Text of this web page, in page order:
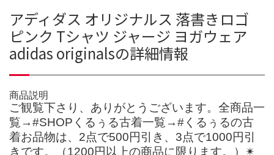
アディダス オリジナルス 落書きロゴ
ピンク Tシャツ ジャージ ヨガウェア
adidas originalsの詳細情報
商品説明
ご観覧下さり、ありがとうございます。全商品一
覧→#SHOPくるぅる古着一覧→#くるぅるの古
着お品物は、2点で500円引き、3点で1000円引
きです。（1200円以上の商品に限ります。）✴